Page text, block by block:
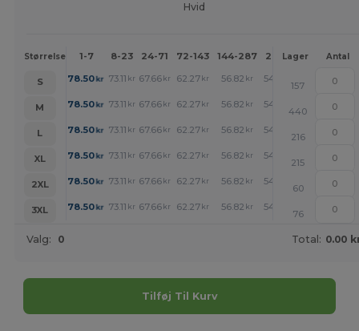
Hvid
Størrelse 1-7 8-23 24-71 72-143 144-287 288 + Mere
Lager Antal
S 78.50kr 73.11 kr 67.66 kr 62.27 kr 56.82 kr 54.13
157
M
78.50kr 73.11 kr 67.66 kr 62.27 kr 56.82 kr 54.13
440
L
78.50kr 73.11 kr 67.66 kr 62.27 kr 56.82 kr 54.13
216
XL
78.50kr 73.11 kr 67.66 kr 62.27 kr 56.82 kr 54.13
215
2XL
78.50kr 73.11 kr 67.66 kr 62.27 kr 56.82 kr 54.13
60
3XL
78.50kr 73.11 kr 67.66 kr 62.27 kr 56.82 kr 54.13
76
Valg: 0 Total: 0.00
Tilføj Til Kurv